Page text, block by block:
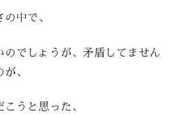
中で、
のでしょうが、矛盾してません
、
うと思った、